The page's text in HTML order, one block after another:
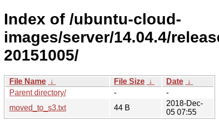
Index of /ubuntu-cloud-
images/server/14.04.4/
20151005/
File Name ↓ File Size ↓ Date ↓
Parent directory/
-
-
moved_to_s3.txt
44 B
2018-Dec-
05 07:55